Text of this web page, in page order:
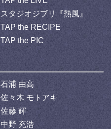
スタジオジブリ『熱風』
TAP the RECIPE
TAP the PIC
石浦 由高
佐々木 モトアキ
佐藤 輝
中野 充浩